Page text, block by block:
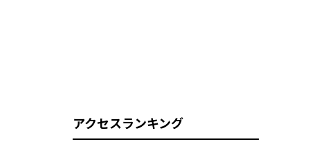
アクセスランキング